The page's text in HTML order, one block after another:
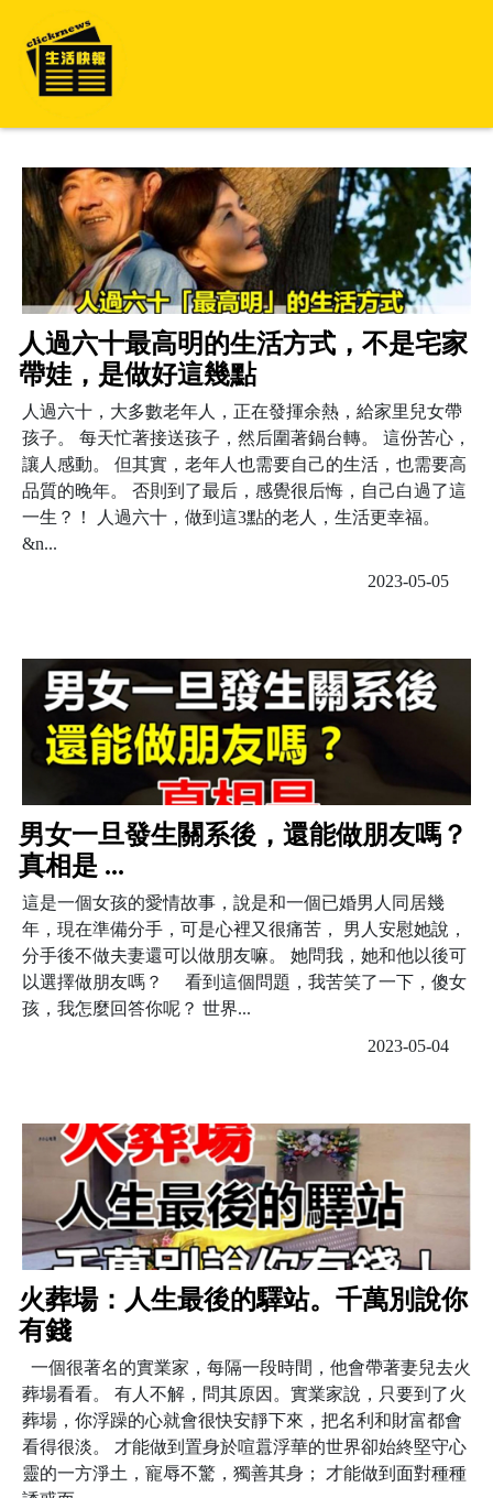
人過六十最高明的生活方式，不是宅家
帶娃，是做好這幾點
人過六十，大多數老年人，正在發揮余熱，給家里兒女帶
孩子。 每天忙著接送孩子，然后圍著鍋台轉。 這份苦心，
讓人感動。 但其實，老年人也需要自己的生活，也需要高
品質的晚年。 否則到了最后，感覺很后悔，自己白過了這
一生？！ 人過六十，做到這3點的老人，生活更幸福。
&n...
2023-05-05
男女一旦發生關系後，還能做朋友嗎？
真相是 ...
這是一個女孩的愛情故事，說是和一個已婚男人同居幾
年，現在準備分手，可是心裡又很痛苦， 男人安慰她說，
分手後不做夫妻還可以做朋友嘛。 她問我，她和他以後可
以選擇做朋友嗎？ 看到這個問題，我苦笑了一下，傻女
孩，我怎麼回答你呢？ 世界...
2023-05-04
火葬場：人生最後的驛站。千萬別說你
有錢
一個很著名的實業家，每隔一段時間，他會帶著妻兒去火
葬場看看。 有人不解，問其原因。實業家說，只要到了火
葬場，你浮躁的心就會很快安靜下來，把名利和財富都會
看得很淡。 才能做到置身於喧囂浮華的世界卻始終堅守心
靈的一方淨土，寵辱不驚，獨善其身； 才能做到面對種種